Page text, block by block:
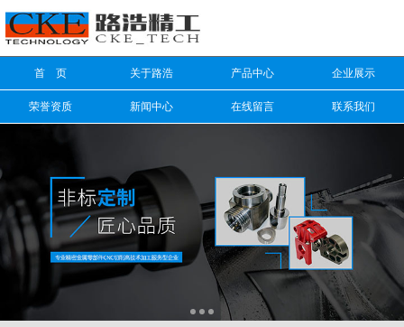
首 页 关于路浩 产品中心 企业展示
荣誉资质 新闻中心 在线留言 联系我们
信息搜索